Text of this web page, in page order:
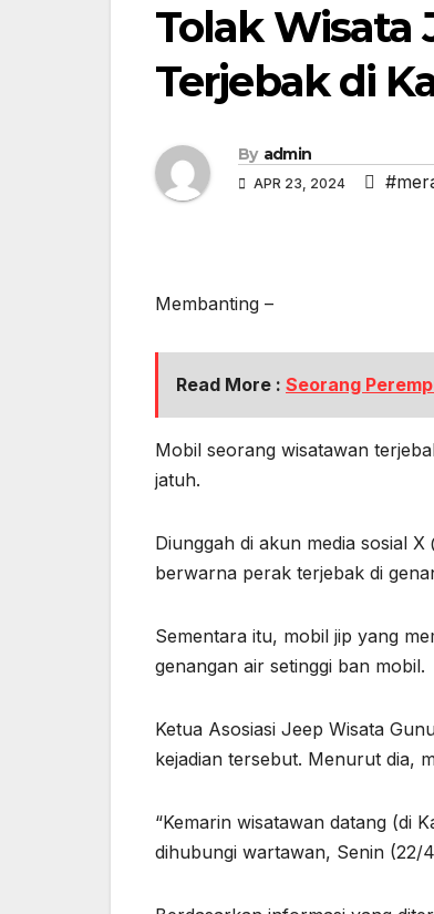
Tolak Wisata
Terjebak di
By admin
APR 23, 2024
Membanting –
Read More : Seorang
Mobil seorang wisatawan
jatuh.
Diunggah di akun media sosial
berwarna perak terjebak di
Sementara itu, mobil jip yang
genangan air setinggi ban mobil.
Ketua Asosiasi Jeep Wisata
kejadian tersebut. Menurut dia,
“Kemarin wisatawan datang (di
dihubungi wartawan, Senin (22/